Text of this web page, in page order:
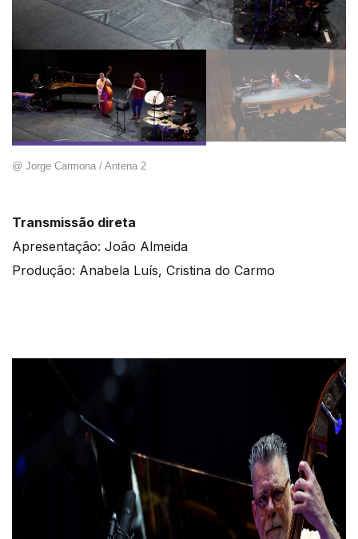
@ Jorge Carmona / Antena 2
Transmissão direta
Apresentação: João Almeida
Produção: Anabela Luís, Cristina do Carmo